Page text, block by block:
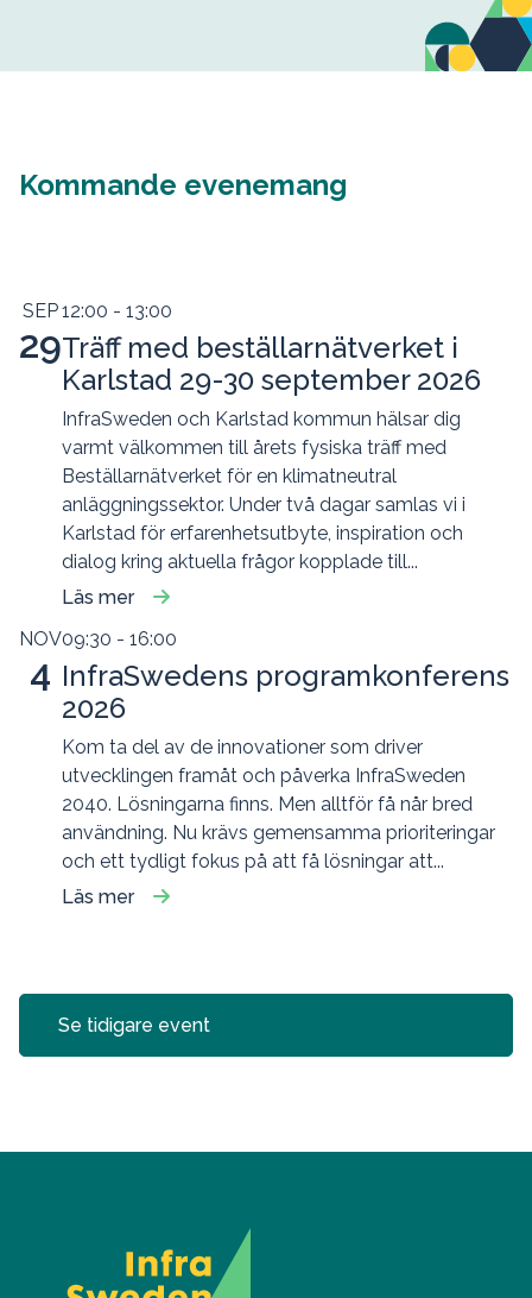
Kommande evenemang
SEP
29
12:00 - 13:00
Träff med beställarnätverket i
Karlstad 29-30 september 2026
InfraSweden och Karlstad kommun hälsar dig
varmt välkommen till årets fysiska träff med
Beställarnätverket för en klimatneutral
anläggningssektor. Under två dagar samlas vi i
Karlstad för erfarenhetsutbyte, inspiration och
dialog kring aktuella frågor kopplade till...
Läs mer
NOV
4
09:30 - 16:00
InfraSwedens programkonferens
2026
Kom ta del av de innovationer som driver
utvecklingen framåt och påverka InfraSweden
2040. Lösningarna finns. Men alltför få når bred
användning. Nu krävs gemensamma prioriteringar
och ett tydligt fokus på att få lösningar att...
Läs mer
Se tidigare event